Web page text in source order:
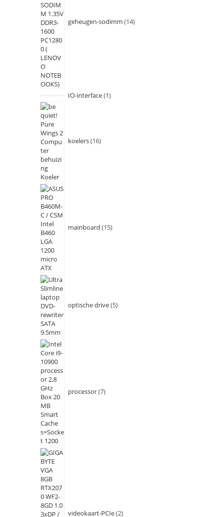
geheugen-sodimm 14
IO-interface 1
koelers 16
mainboard 15
optische drive 5
processor 7
videokaart-PCIe 2